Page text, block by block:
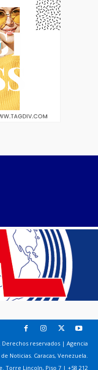
Derechos reservados | Agencia
Noticias. Caracas, Venezuela.
Torre Lincoln, Piso 7 | +58 212